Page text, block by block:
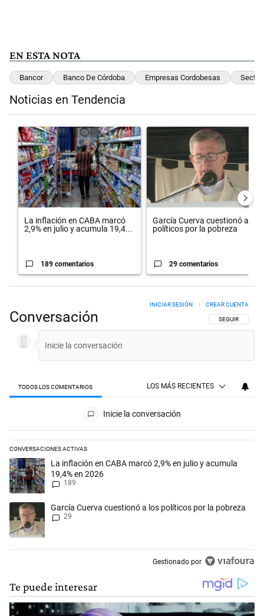
EN ESTA NOTA
Bancor Banco De Córdoba Empresas Cordobesas Sector
Noticias en Tendencia
Un artículo de tendencia con el título "La inflación en CABA marcó
La inflación en CABA marcó
2,9% en julio y acumula 19,4...
189 comentarios
Un artículo de tendencia con el
García Cuerva cuestionó a los
políticos por la pobreza
29 comentarios
Conversación SIGA ESTA
SEGUIR
INICIAR SESIÓN CREAR CUENTA
TODOS LOS COMENTARIOS LOS MÁS RECIENTES
Todos los comentarios
Inicie la conversación
CONVERSACIONES ACTIVAS
Este listado muestra los artículos con más comentarios en los
Un artículo de tendencia con el título "La inflación en CABA marcó
La inflación en CABA marcó 2,9% en julio y acumula
19,4% en 2026
189
Un artículo de tendencia con el título "García Cuerva cuestionó a los
García Cuerva cuestionó a los políticos por la pobreza
29
Gestionado por